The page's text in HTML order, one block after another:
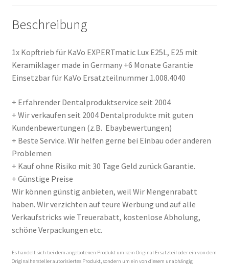
Beschreibung
1x Kopftrieb für KaVo EXPERTmatic Lux E25L, E25 mit
Keramiklager made in Germany +6 Monate Garantie
Einsetzbar für KaVo Ersatzteilnummer 1.008.4040
+ Erfahrender Dentalproduktservice seit 2004
+ Wir verkaufen seit 2004 Dentalprodukte mit guten
Kundenbewertungen (z.B. Ebaybewertungen)
+ Beste Service. Wir helfen gerne bei Einbau oder anderen
Problemen
+ Kauf ohne Risiko mit 30 Tage Geld zurück Garantie.
+ Günstige Preise
Wir können günstig anbieten, weil Wir Mengenrabatt
haben. Wir verzichten auf teure Werbung und auf alle
Verkaufstricks wie Treuerabatt, kostenlose Abholung,
schöne Verpackungen etc.
Es handelt sich bei dem angebotenen Produkt um kein Original Ersatzteil oder ein von dem
Originalhersteller autorisiertes Produkt, sondern um ein von diesem unabhängig